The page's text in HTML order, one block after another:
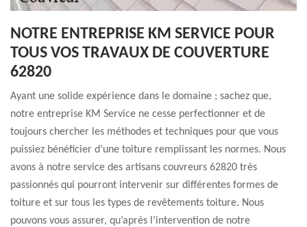
NOTRE ENTREPRISE KM SERVICE POUR
TOUS VOS TRAVAUX DE COUVERTURE
62820
Ayant une solide expérience dans le domaine ; sachez que,
notre entreprise KM Service ne cesse perfectionner et de
toujours chercher les méthodes et techniques pour que vous
puissiez bénéficier d’une toiture remplissant les normes. Nous
avons à notre service des artisans couvreurs 62820 très
passionnés qui pourront intervenir sur différentes formes de
toiture et sur tous les types de revêtements toiture. Nous
pouvons vous assurer, qu’après l’intervention de notre